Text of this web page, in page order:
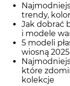
trendy,
Jak dobrać
i modele
5 modeli
wiosną
które
kolekcje